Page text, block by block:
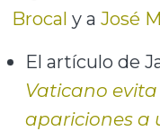
Brocal y aJosé
El artículo de
Vaticano
apariciones a